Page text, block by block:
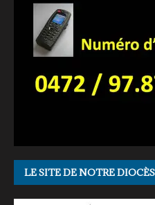
LE SITE DE NOTRE